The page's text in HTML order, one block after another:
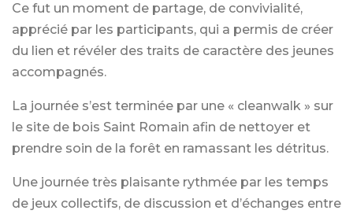
Ce fut un moment de partage, de convivialité,
apprécié par les participants, qui a permis de créer
du lien et révéler des traits de caractère des jeunes
accompagnés.
La journée s’est terminée par une « cleanwalk » sur
le site de bois Saint Romain afin de nettoyer et
prendre soin de la forêt en ramassant les détritus.
Une journée très plaisante rythmée par les temps
de jeux collectifs, de discussion et d’échanges entre